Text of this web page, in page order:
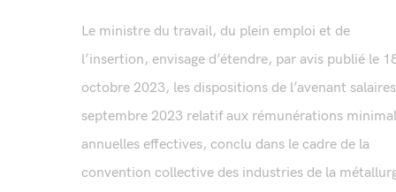
Le ministre du travail, du plein emploi et de
l’insertion, envisage d’étendre, par avis publié le
octobre 2023, les dispositions de l’avenant
septembre 2023 relatif aux rémunérations
annuelles effectives, conclu dans le cadre de la
convention collective des industries de la